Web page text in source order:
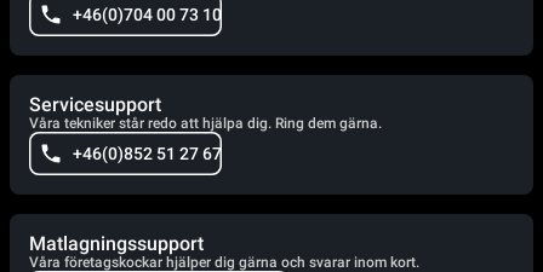
+46(0)704 00 73 10
Servicesupport
Våra tekniker står redo att hjälpa dig. Ring dem gärna.
+46(0)852 51 27 67
Matlagningssupport
Våra företagskockar hjälper dig gärna och svarar inom kort.